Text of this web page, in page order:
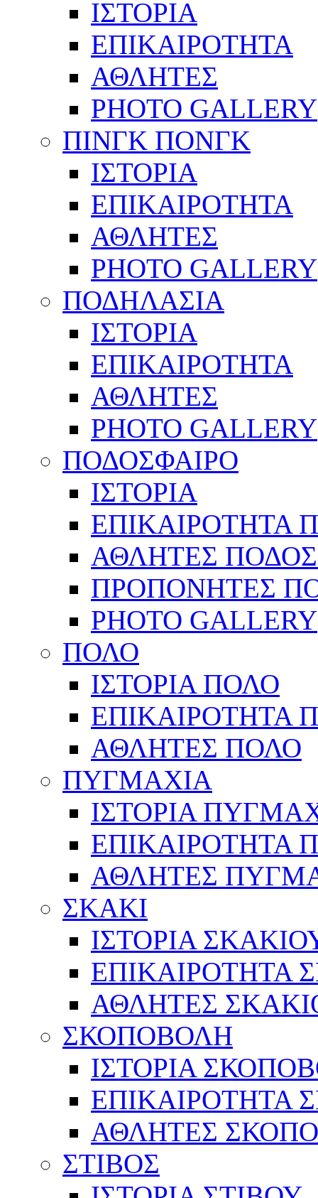
ΙΣΤΟΡΙΑ
ΕΠΙΚΑΙΡΟΤΗΤΑ
ΑΘΛΗΤΕΣ
PHOTO GALLERY
ΠΙΝΓΚ ΠΟΝΓΚ
ΙΣΤΟΡΙΑ
ΕΠΙΚΑΙΡΟΤΗΤΑ
ΑΘΛΗΤΕΣ
PHOTO GALLERY
ΠΟΔΗΛΑΣΙΑ
ΙΣΤΟΡΙΑ
ΕΠΙΚΑΙΡΟΤΗΤΑ
ΑΘΛΗΤΕΣ
PHOTO GALLERY
ΠΟΔΟΣΦΑΙΡΟ
ΙΣΤΟΡΙΑ
ΕΠΙΚΑΙΡΟΤΗΤΑ
ΑΘΛΗΤΕΣ
ΠΡΟΠΟΝΗΤΕΣ
PHOTO GALLERY
ΠΟΛΟ
ΙΣΤΟΡΙΑ ΠΟΛΟ
ΕΠΙΚΑΙΡΟΤΗΤΑ
ΑΘΛΗΤΕΣ ΠΟΛΟ
ΠΥΓΜΑΧΙΑ
ΙΣΤΟΡΙΑ
ΕΠΙΚΑΙΡΟΤΗΤΑ
ΑΘΛΗΤΕΣ
ΣΚΑΚΙ
ΙΣΤΟΡΙΑ
ΕΠΙΚΑΙΡΟΤΗΤΑ
ΑΘΛΗΤΕΣ
ΣΚΟΠΟΒΟΛΗ
ΙΣΤΟΡΙΑ
ΕΠΙΚΑΙΡΟΤΗΤΑ
ΑΘΛΗΤΕΣ
ΣΤΙΒΟΣ